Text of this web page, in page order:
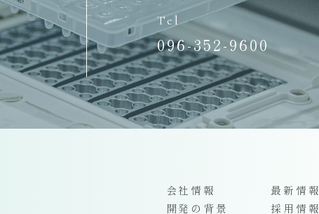
Tel
096-352-9600
会社情報 最新情報
開発の背景
採用情報